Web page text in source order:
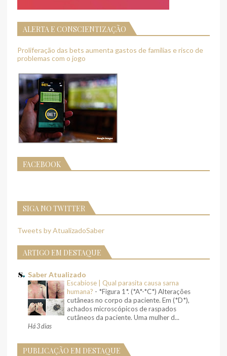
ALERTA E CONSCIENTIZAÇÃO
Proliferação das bets aumenta gastos de famílias e risco de
problemas com o jogo
FACEBOOK
SIGA NO TWITTER
Tweets by AtualizadoSaber
ARTIGO EM DESTAQUE
Saber Atualizado
Escabiose | Qual parasita causa sarna
humana? - *Figura 1*. (*A*-*C*) Alterações
cutâneas no corpo da paciente. Em (*D*),
achados microscópicos de raspados
cutâneos da paciente. Uma mulher d...
Há 3 dias
PUBLICAÇÃO EM DESTAQUE